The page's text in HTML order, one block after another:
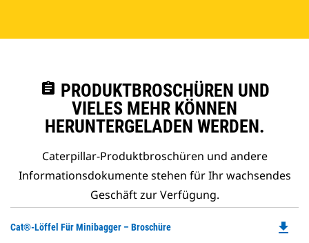
assignment PRODUKTBROSCHÜREN UND
VIELES MEHR KÖNNEN
HERUNTERGELADEN WERDEN.
Caterpillar-Produktbroschüren und andere
Informationsdokumente stehen für Ihr wachsendes
Geschäft zur Verfügung.
Cat®-Löffel Für Minibagger – Broschüre file_download